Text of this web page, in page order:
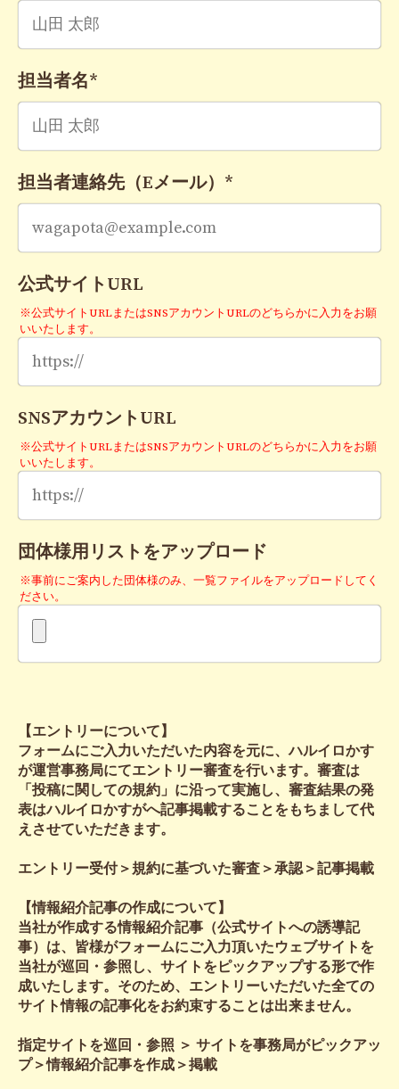
担当者名*
担当者連絡先（Eメール） *
公式サイトURL
※公式サイトURLまたはSNSアカウントURLのどちらかに入力をお願
いいたします。
SNSアカウントURL
※公式サイトURLまたはSNSアカウントURLのどちらかに入力をお願
いいたします。
団体様用リストをアップロード
※事前にご案内した団体様のみ、一覧ファイルをアップロードしてく
ださい。
【エントリーについて】
フォームにご入力いただいた内容を元に、ハルイロかす
が運営事務局にてエントリー審査を行います。審査は
「投稿に関しての規約」に沿って実施し、審査結果の発
表はハルイロかすがへ記事掲載することをもちまして代
えさせていただきます。
エントリー受付＞規約に基づいた審査＞承認＞記事掲載
【情報紹介記事の作成について】
当社が作成する情報紹介記事（公式サイトへの誘導記
事）は、皆様がフォームにご入力頂いたウェブサイトを
当社が巡回・参照し、サイトをピックアップする形で作
成いたします。そのため、エントリーいただいた全ての
サイト情報の記事化をお約束することは出来ません。
指定サイトを巡回・参照 ＞ サイトを事務局がピックアッ
プ＞情報紹介記事を作成＞掲載